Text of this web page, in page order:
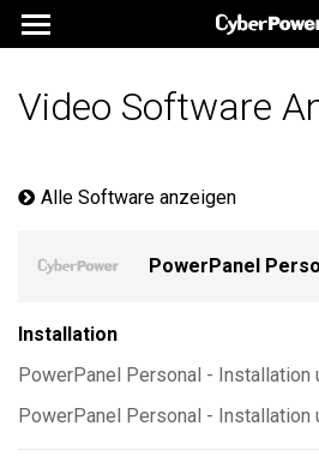
Video Software
Alle Software anzeigen
PowerPanel
Installation
PowerPanel Personal - Installation
PowerPanel Personal - Installation